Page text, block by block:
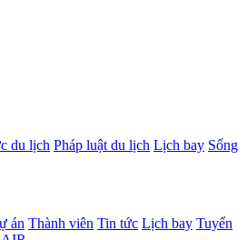
du lịch Pháp luật du lịch Lịch bay Sống
án Thành viên Tin tức Lịch bay Tuyển